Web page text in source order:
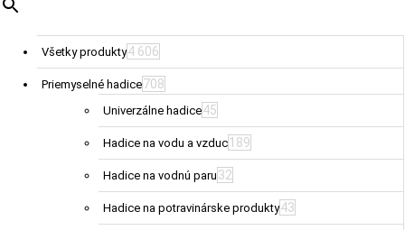
Všetky produkty4 606
Priemyselné hadice708
Univerzálne hadice45
Hadice na vodu a vzduc 189
Hadice na vodnú paru 32
Hadice na potravinárske produkty43